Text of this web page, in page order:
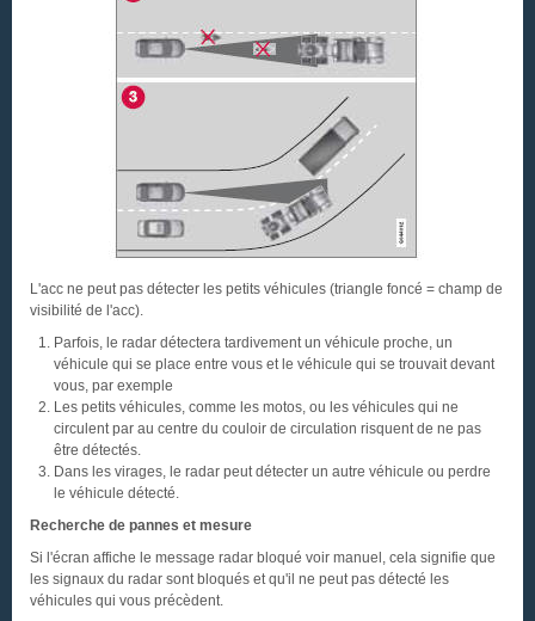
L'acc ne peut pas détecter les petits véhicules (triangle foncé = champ de
visibilité de l'acc).
Parfois, le radar détectera tardivement un véhicule proche, un
véhicule qui se place entre vous et le véhicule qui se trouvait devant
vous, par exemple
Les petits véhicules, comme les motos, ou les véhicules qui ne
circulent par au centre du couloir de circulation risquent de ne pas
être détectés.
Dans les virages, le radar peut détecter un autre véhicule ou perdre
le véhicule détecté.
Recherche de pannes et mesure
Si l'écran affiche le message radar bloqué voir manuel, cela signifie que
les signaux du radar sont bloqués et qu'il ne peut pas détecté les
véhicules qui vous précèdent.